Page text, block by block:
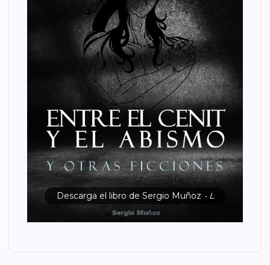
Descarga el libro de Sergio Muñoz - L